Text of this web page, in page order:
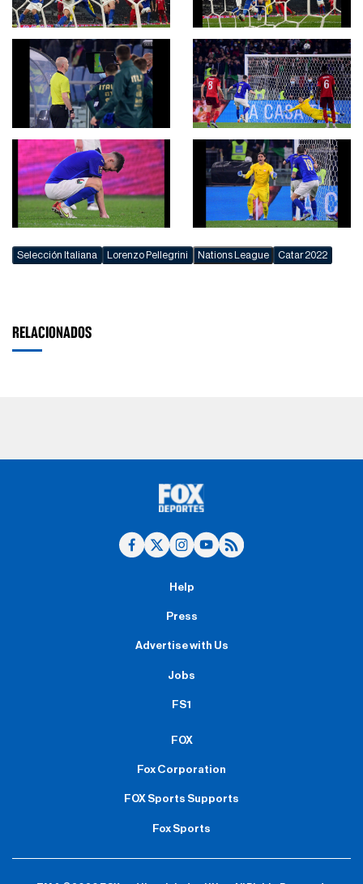
Selección Italiana Lorenzo Pellegrini Nations League Catar 2022
RELACIONADOS
Help
Press
Advertise with Us
Jobs
FS1
FOX
Fox Corporation
FOX Sports Supports
Fox Sports